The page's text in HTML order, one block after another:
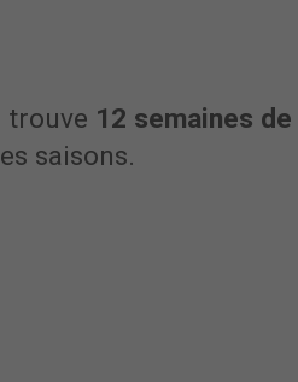
trouve 12 semaines
saisons.